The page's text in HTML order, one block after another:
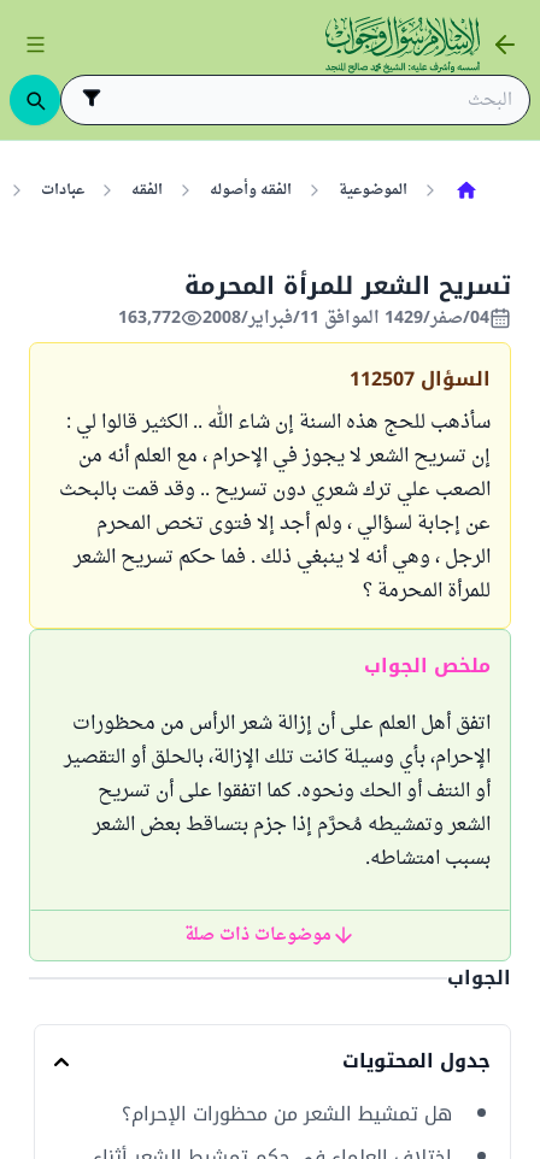
الموضوعية الفقه وأصوله الفقه عبادات
تسريح الشعر للمرأة المحرمة
04/صفر/1429 الموافق 11/فبراير/2008 163,772
السؤال 112507
سأذهب للحج هذه السنة إن شاء الله .. الكثير قالوا لي :
إن تسريح الشعر لا يجوز في الإحرام ، مع العلم أنه من
الصعب علي ترك شعري دون تسريح .. وقد قمت بالبحث
عن إجابة لسؤالي ، ولم أجد إلا فتوى تخص المحرم
الرجل ، وهي أنه لا ينبغي ذلك . فما حكم تسريح الشعر
للمرأة المحرمة ؟
ملخص الجواب
اتفق أهل العلم على أن إزالة شعر الرأس من محظورات
الإحرام، بأي وسيلة كانت تلك الإزالة، بالحلق أو التقصير
أو النتف أو الحك ونحوه. كما اتفقوا على أن تسريح
الشعر وتمشيطه مُحرَّم إذا جزم بتساقط بعض الشعر
بسبب امتشاطه.
موضوعات ذات صلة
الجواب
جدول المحتويات
هل تمشيط الشعر من محظورات الإحرام؟